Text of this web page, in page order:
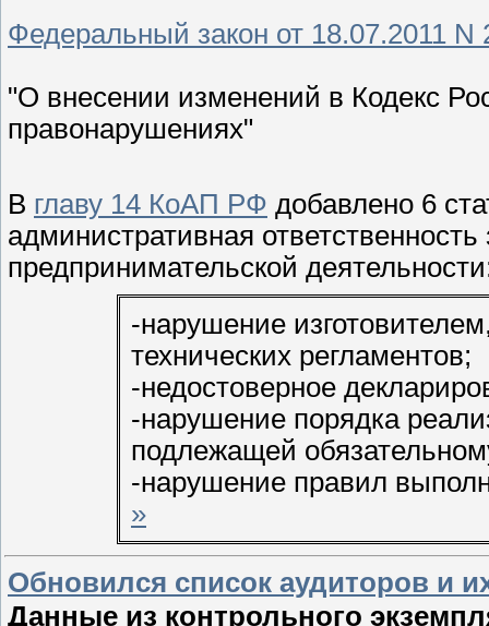
Федеральный закон от 18.07.2011
"О внесении изменений в Кодекс
правонарушениях"
В главу 14 КоАП РФ добавлено 6
административная
предпринимательской
-нарушение
технических регламентов;
-недостоверное
-нарушение порядка
подлежащей
-нарушение правил
»
Обновился список аудиторов и
Данные из контрольного